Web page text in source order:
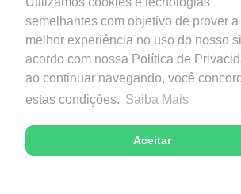
semelhantes com objetivo de prover a
melhor experiência no uso do nosso
acordo com nossa Política de
ao continuar navegando, você
estas condições. Saiba Mais
Aceitar